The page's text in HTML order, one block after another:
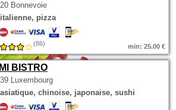
Bonnevoie
italienne, pizza
(86) min: 25.00 €
BISTRO
Luxembourg
asiatique, chinoise, japonaise, sushi